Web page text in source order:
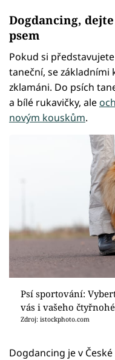
Dogdancing,
psem
Pokud si
taneční, se základními
zklamáni. Do psích
a bílé rukavičky, ale
novým kouskům.
Psí sportování:
vás i vašeho
Zdroj: istockphoto.com
Dogdancing je v